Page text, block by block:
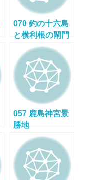
070 釣の十六島
と横利根の閘門
057 鹿島神宮景
勝地